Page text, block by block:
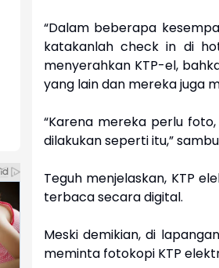
“Dalam beberapa
katakanlah check in di
menyerahkan KTP-el,
yang lain dan mereka juga
“Karena mereka perlu
dilakukan seperti itu,”
Teguh menjelaskan, KTP
terbaca secara digital.
Meski demikian, di
meminta fotokopi KTP